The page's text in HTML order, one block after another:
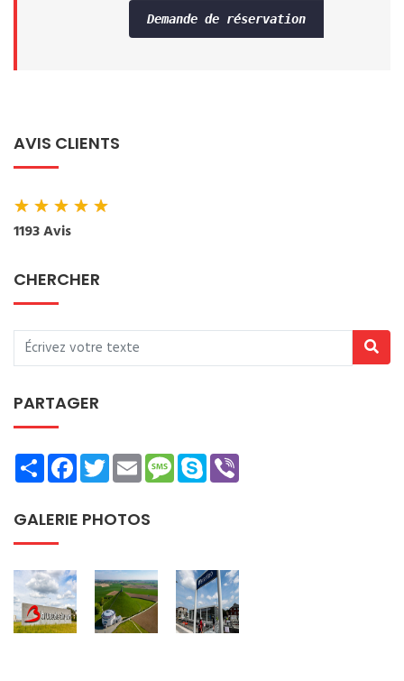
Demande de réservation
AVIS CLIENTS
★★★★★
1193 Avis
CHERCHER
PARTAGER
ShareFacebookTwitterEmailMessage
Skype
GALERIE PHOTOS